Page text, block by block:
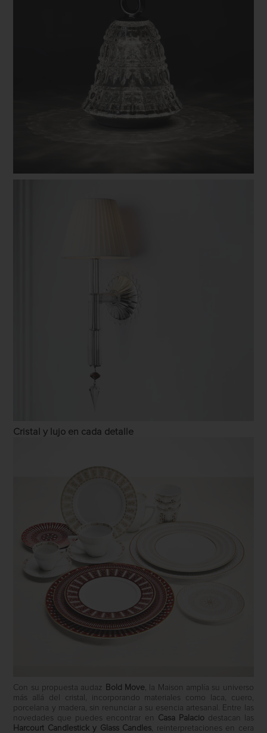
Cristal y lujo en cada detalle
Con su propuesta audaz Bold Move , la Maison amplía su universo
más allá del cristal, incorporando materiales como laca, cuero,
porcelana y madera, sin renunciar a su esencia artesanal. Entre las
novedades que puedes encontrar en
Casa Palaciodestacan las
Harcourt Candlestick y Glass Candles , reinterpretaciones en cera